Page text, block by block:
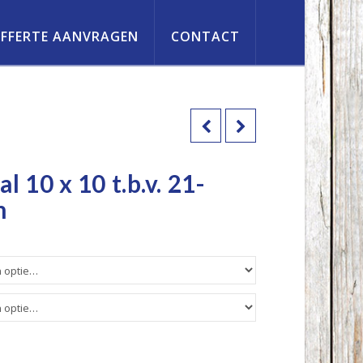
AANVRAGEN CONTACT
10 x 10 t.b.v. 21-